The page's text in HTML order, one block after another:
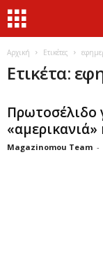
Αρχική Ετικέτες
Ετικέτα:
Πρωτοσέλιδο
Magazinomou Team -